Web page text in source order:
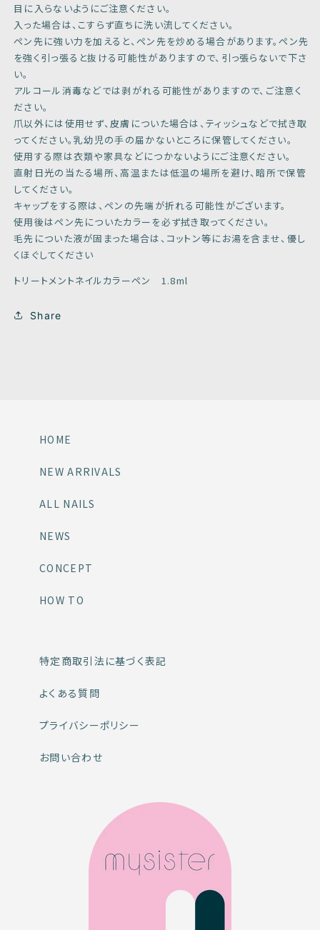
目に入らないようにご注意ください。
入った場合は、こすらず直ちに洗い流してください。
ペン先に強い力を加えると、ペン先を炒める場合があります。ペン先
を強く引っ張ると抜ける可能性がありますので、引っ張らないで下さ
い。
アルコール消毒などでは剥がれる可能性がありますので、ご注意く
ださい。
爪以外には使用せず、皮膚についた場合は、ティッシュなどで拭き取
ってください。乳幼児の手の届かないところに保管してください。
使用する際は衣類や家具などにつかないようにご注意ください。
直射日光の当たる場所、高温または低温の場所を避け、暗所で保管
してください。
キャップをする際は、ペンの先端が折れる可能性がございます。
使用後はペン先についたカラーを必ず拭き取ってください。
毛先についた液が固まった場合は、コットン等にお湯を含ませ、優し
くほぐしてください
トリートメントネイルカラーペン 1.8ml
Share
HOME
NEW ARRIVALS
ALL NAILS
NEWS
CONCEPT
HOW TO
特定商取引法に基づく表記
よくある質問
プライバシーポリシー
お問い合わせ